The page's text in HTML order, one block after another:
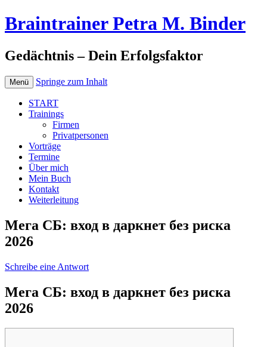
Braintrainer Petra M. Binder
Gedächtnis – Dein Erfolgsfaktor
Menü Springe zum Inhalt
START
Trainings
Firmen
Privatpersonen
Vorträge
Termine
Über mich
Mein Buch
Kontakt
Weiterleitung
Мега СБ: вход в даркнет без риска
2026
Schreibe eine Antwort
Мега СБ: вход в даркнет без риска
2026